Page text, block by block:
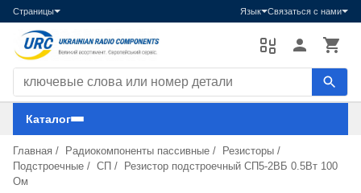
Страницы Язык Связаться с нами
Каталог
Главная / Радиокомпоненты пассивные / Резисторы /
Подстроечные / СП /
Резистор подстроечный СП5-2ВБ 0.5Вт 100
Ом